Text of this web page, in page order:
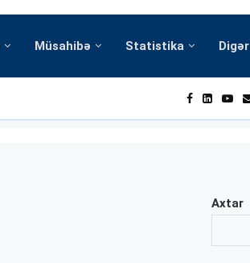
Müsahibə Statistika Digər
Axtar